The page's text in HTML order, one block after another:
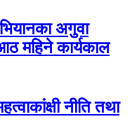
अगुवा
महिने कार्यकाल
नीति तथा